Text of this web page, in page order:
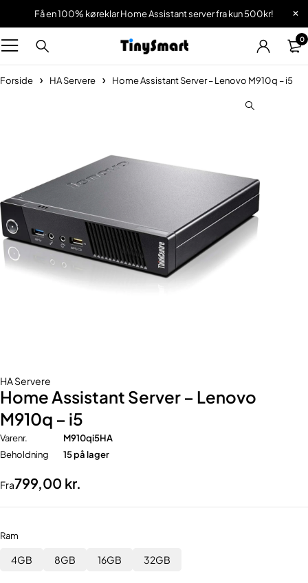
Få en 100% køreklar Home Assistant server fra kun 500kr!
0
Forside HA Servere Home Assistant Server – Lenovo M910q – i5
HA Servere
Home Assistant Server – Lenovo
M910q – i5
Varenr.
M910qi5HA
Beholdning
15 på lager
Fra799,00 kr.
Ram
4GB 8GB 16GB 32GB